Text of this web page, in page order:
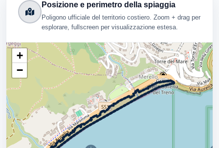
Posizione e perimetro della spiaggia
Poligono ufficiale del territorio costiero. Zoom + drag per
esplorare, fullscreen per visualizzazione estesa.
+
−